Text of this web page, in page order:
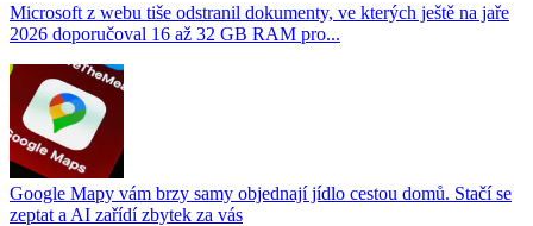
Microsoft z webu tiše odstranil dokumenty, ve kterých ještě na jaře
2026 doporučoval 16 až 32 GB RAM pro...
Google Mapy vám brzy samy objednají jídlo cestou domů. Stačí se
zeptat a AI zařídí zbytek za vás